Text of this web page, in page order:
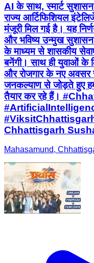
AI के साथ, स्मार्ट
राज्य आर्टिफिशियल
मंजूरी मिल गई है। यह
और भविष्य उन्मुख सुशासन
के माध्यम से शासकीय
बनेंगी। साथ ही युवाओं के
और रोजगार के नए अवसर
जनकल्याण से जोड़ते हुए
तैयार कर रहे हैं।
Chhattisgarh
Mahasamund,